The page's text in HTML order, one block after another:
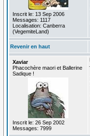
Inscrit le: 13 Sep 2006
Messages: 1117
Localisation: Canberra
(VegemiteLand)
Revenir en haut
Xaviar
Phacochère maori et Ballerine
Sadique !
Inscrit le: 26 Sep 2002
Messages: 7999